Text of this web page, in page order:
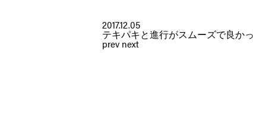
2017.12.05
テキパキと進行がスムーズで良か
prev next